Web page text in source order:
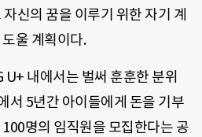
신의 꿈을 이루기 위한 자기 계
울 계획이다.
내에서는 벌써 훈훈한 분위
서 5년간 아이들에게 돈을 기부
명의 임직원을 모집한다는 공